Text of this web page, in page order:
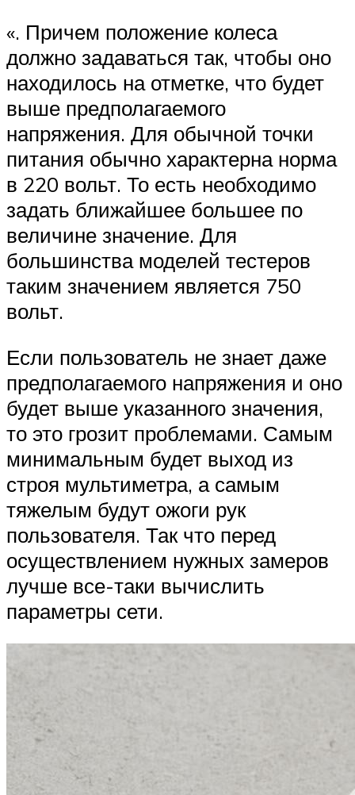
«. Причем положение колеса
должно задаваться так, чтобы оно
находилось на отметке, что будет
выше предполагаемого
напряжения. Для обычной точки
питания обычно характерна норма
в 220 вольт. То есть необходимо
задать ближайшее большее по
величине значение. Для
большинства моделей тестеров
таким значением является 750
вольт.
Если пользователь не знает даже
предполагаемого напряжения и оно
будет выше указанного значения,
то это грозит проблемами. Самым
минимальным будет выход из
строя мультиметра, а самым
тяжелым будут ожоги рук
пользователя. Так что перед
осуществлением нужных замеров
лучше все-таки вычислить
параметры сети.